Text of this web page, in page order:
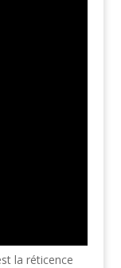
la réticence